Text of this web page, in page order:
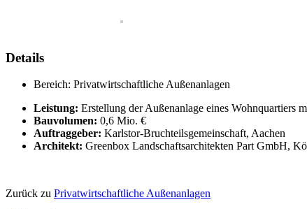
Details
Bereich: Privatwirtschaftliche Außenanlagen
Leistung: Erstellung der Außenanlage eines Wohnquartiers
Bauvolumen: 0,6 Mio. €
Auftraggeber: Karlstor-Bruchteilsgemeinschaft, Aachen
Architekt: Greenbox Landschaftsarchitekten Part GmbH,
Zurück zu Privatwirtschaftliche Außenanlagen